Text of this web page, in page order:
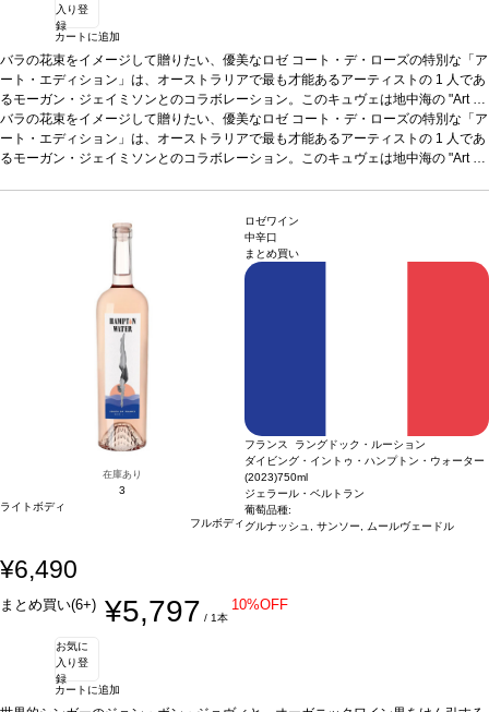
入り登
録
カートに追加
バラの花束をイメージして贈りたい、優美なロゼ コート・デ・ローズの特別な「ア
ート・エディション」は、オーストラリアで最も才能あるアーティストの 1 人であ
るモーガン・ジェイミソンとのコラボレーション。このキュヴェは地中海の "Art de
Vivre" を称えている。この限定ワインは、薔薇にとって特別な場所として知られて
いるテロワールのオーガニック栽培した畑から造る。テイスティングノート鮮や
かなピンク色。ノーズは果実の力強さを示し、イチゴやチェリーの複雑なアロマを
きとしてエレガントで、赤いベリーを含む後味が長く続く。
ョ、サーモン、鯛やマグロ、甲殻類などと好相性
EUリーフ
*本ヴィンテージが在庫切れの場合、在庫があり価格が
同様の場合は自動的に次のヴィンテージに変更されます、ご了承ください。
バラの花束をイメージして贈りたい、優美なロゼ コート・デ・ローズの特別な「ア
ート・エディション」は、オーストラリアで最も才能あるアーティストの 1 人であ
るモーガン・ジェイミソンとのコラボレーション。このキュヴェは地中海の "Art de
かなピンク色。ノーズは果実の力強さを示し、イチゴやチェリーの複雑なアロマを
引き出し、ほのかなリコリスのニュアンスを含む。味わいは驚くほどのコクとまろ
やさを持ち、キュヴェのフレッシュさと素晴らしくバランスが取れている。生き生
きとしてエレガントで、赤いベリーを含む後味が長く続く。
ョ、サーモン、鯛やマグロ、甲殻類などと好相性
EUリーフ
同様の場合は自動的に次のヴィンテージに変更されます、ご了承ください。
在庫あり
3
ライトボディ
フルボディ
ロゼワイン
中辛口
まとめ買い
フランス ラングドック・ルーション
ダイビング・イントゥ・ハンプトン・ウォーター
(2023)750ml
ジェラール・ベルトラン
葡萄品種:
グルナッシュ, サンソー, ムールヴェードル
¥6,490
まとめ買い(6+) ¥5,797 / 1本
10%OFF
お気に
入り登
録
カートに追加